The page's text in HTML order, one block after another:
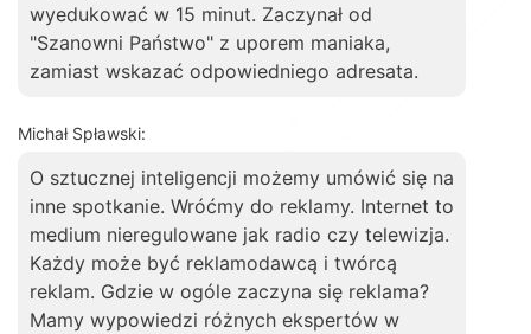
wyedukować w 15 minut. Zaczynał od
"Szanowni Państwo" z uporem maniaka,
zamiast wskazać odpowiedniego adresata.
Michał Spławski:
O sztucznej inteligencji możemy umówić się na
inne spotkanie. Wróćmy do reklamy. Internet to
medium nieregulowane jak radio czy telewizja.
Każdy może być reklamodawcą i twórcą
reklam. Gdzie w ogóle zaczyna się reklama?
Mamy wypowiedzi różnych ekspertów w